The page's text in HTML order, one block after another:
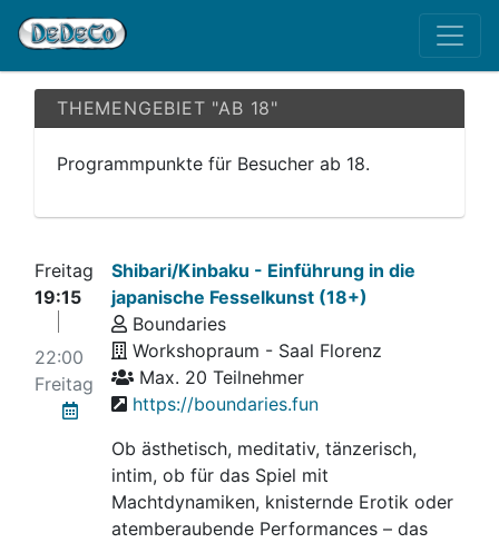
THEMENGEBIET "AB 18"
Programmpunkte für Besucher ab 18.
Freitag
19:15
22:00
Freitag
Shibari/Kinbaku - Einführung in die
japanische Fesselkunst (18+)
Boundaries
Workshopraum - Saal Florenz
Max. 20 Teilnehmer
https://boundaries.fun
Ob ästhetisch, meditativ, tänzerisch,
intim, ob für das Spiel mit
Machtdynamiken, knisternde Erotik oder
atemberaubende Performances – das